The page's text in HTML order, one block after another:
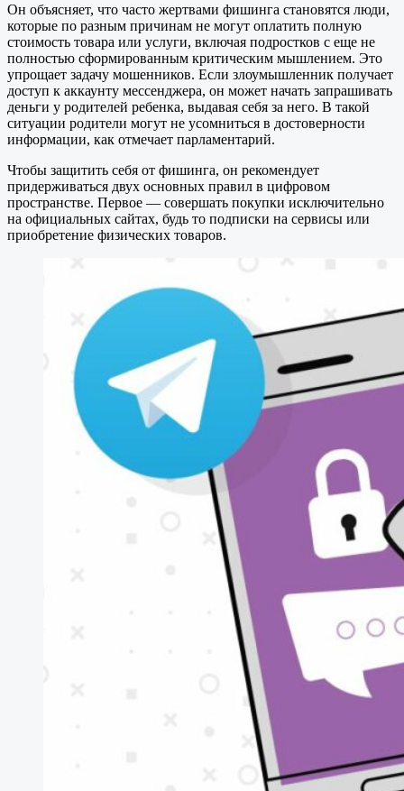
Он объясняет, что часто жертвами фишинга становятся люди,
которые по разным причинам не могут оплатить полную
стоимость товара или услуги, включая подростков с еще не
полностью сформированным критическим мышлением. Это
упрощает задачу мошенников. Если злоумышленник получает
доступ к аккаунту мессенджера, он может начать запрашивать
деньги у родителей ребенка, выдавая себя за него. В такой
ситуации родители могут не усомниться в достоверности
информации, как отмечает парламентарий.
Чтобы защитить себя от фишинга, он рекомендует
придерживаться двух основных правил в цифровом
пространстве. Первое — совершать покупки исключительно
на официальных сайтах, будь то подписки на сервисы или
приобретение физических товаров.